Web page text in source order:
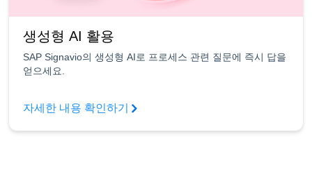
생성형 AI 활용
SAP Signavio의 생성형 AI로 프로세스 관련 질문에 즉시 답을
얻으세요.
자세한 내용 확인하기